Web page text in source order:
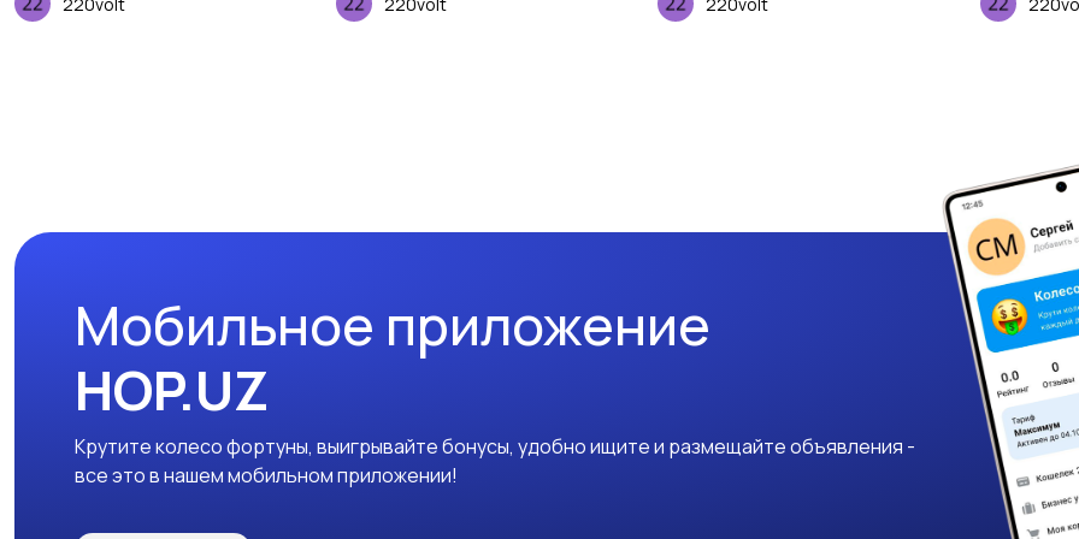
Мобильное приложение
HOP.UZ
Крутите колесо фортуны, выигрывайте бонусы, удобно ищите и размещайте объявления -
все это в нашем мобильном приложении!